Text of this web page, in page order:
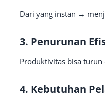
Dari yang instan →
3. Penurunan
Produktivitas bisa turun
4. Kebutuhan